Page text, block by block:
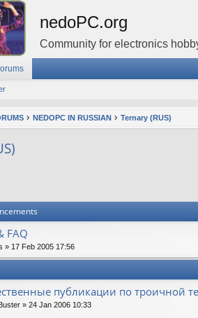
nedoPC.org
Community for electronics
NEDOPC IN RUSSIAN Ternary (RUS)
FAQ
» 17 Feb 2005 17:56
публикации по троичной
» 24 Jan 2006 10:33